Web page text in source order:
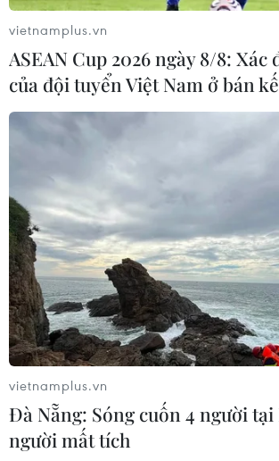
Chủ tịch Quốc hội gặp gỡ nhân
nghị Việt Nam-Hàn Quốc
Trong khuôn khổ chuyến thăm chính
Chủ tịch Quốc hội Nguyễn Thị Kim
nhân sỹ hữu nghị Việt Nam-Hàn Quốc,
những người dòng họ Lý đang sinh sống
vietnamplus.vn
ASEAN Cup 2026 ngày 8/8:
của đội tuyển Việt Nam ở bán
vietnamplus.vn
Đà Nẵng: Sóng cuốn 4 người tại
người mất tích